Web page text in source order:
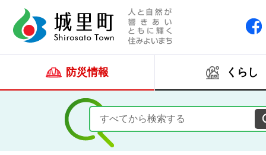
防災情報 くらし